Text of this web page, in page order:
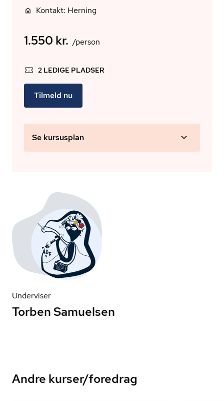
Kontakt: Herning
1.550 kr. /person
2 LEDIGE PLADSER
Tilmeld nu
Se kursusplan
Underviser
Torben Samuelsen
Andre kurser/foredrag